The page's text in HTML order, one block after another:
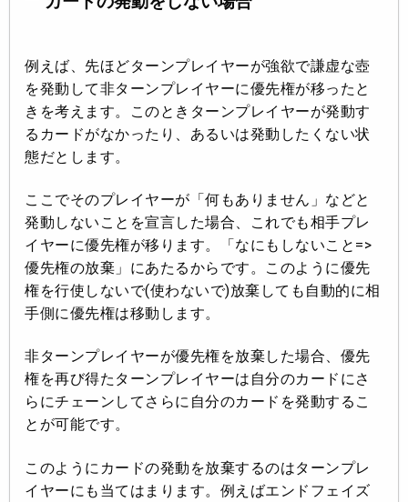
例えば、先ほどターンプレイヤーが強欲で謙虚な壺
を発動して非ターンプレイヤーに優先権が移ったと
きを考えます。このときターンプレイヤーが発動す
るカードがなかったり、あるいは発動したくない状
態だとします。
ここでそのプレイヤーが「何もありません」などと
発動しないことを宣言した場合、これでも相手プレ
イヤーに優先権が移ります。「なにもしないこと=>
優先権の放棄」にあたるからです。このように優先
権を行使しないで(使わないで)放棄しても自動的に相
手側に優先権は移動します。
非ターンプレイヤーが優先権を放棄した場合、優先
権を再び得たターンプレイヤーは 自分のカードにさ
らにチェーンして さらに自分のカードを発動するこ
とが可能です。
このようにカードの発動を放棄するのはターンプレ
イヤーにも当てはまります。例えばエンドフェイズ